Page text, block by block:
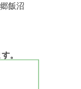
飯沼
。